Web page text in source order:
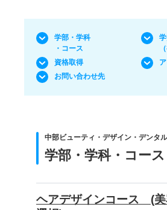
学部・学科
・コース
資格取得
お問い合わせ先
中部ビューティ・デザイン・デンタ
学部・学科・コース
ヘアデザインコース (